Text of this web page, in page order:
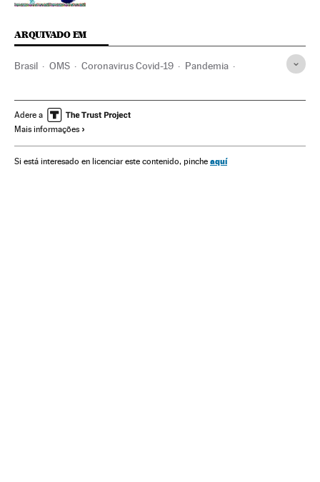
ARQUIVADO EM
Brasil OMS Coronavirus Covid-19 Pandemia
Ministério Saúde Virologia
Comissão Europeia
Ursula von der Leyen
Adere a
Mais informações
Si está interesado en licenciar este contenido, pinche aquí